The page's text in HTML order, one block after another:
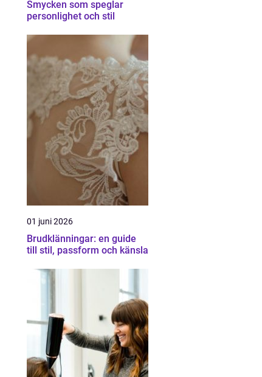
Smycken som speglar
personlighet och stil
01 juni 2026
Brudklänningar: en guide
till stil, passform och känsla